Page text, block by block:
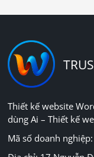
Thiết kế website
dùng Ai – Thiết kế
Mã số doanh